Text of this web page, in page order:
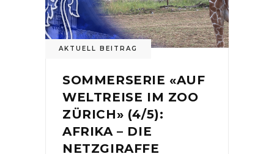
AKTUELL BEITRAG
SOMMERSERIE «AUF
WELTREISE IM ZOO
ZÜRICH» (4/5):
AFRIKA – DIE
NETZGIRAFFE